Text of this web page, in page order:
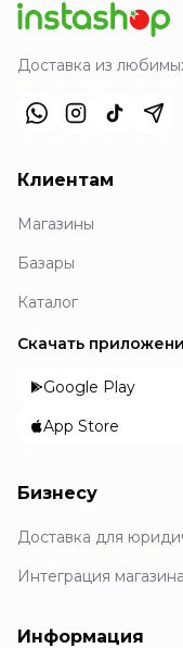
Доставка из
Клиентам
Магазины
Базары
Каталог
Скачать
Google Play
App Store
Бизнесу
Доставка для
Интеграция
Информация